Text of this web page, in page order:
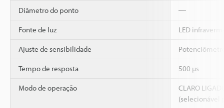
Diâmetro do ponto ―
Fonte de luz LED
Ajuste de sensibilidade
Tempo de resposta 500 µs
Modo de operação
CLARO
(selecionável